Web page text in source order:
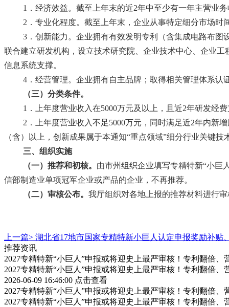
1．经济效益。截至上年末的近2年中至少有一年主营业
2．专业化程度。截至上年末，企业从事特定细分市场
3．创新能力。企业拥有有效发明专利（含集成电路布
联合建立研发机构，设立技术研究院、企业技术中心、企业
信息系统支撑。
4．经营管理。企业拥有自主品牌；取得相关管理体系
（三）分类条件。
1．上年度营业收入在5000万元及以上，且近2年研发经
2．上年度营业收入不足5000万元，同时满足近2年内新
（含）以上，创新成果属于本通知“重点领域”细分行业关键技
三、组织实施
（一）推荐和初核。 由市州组织企业填写专精特新“小巨
信部制造业单项冠军企业或产品的企业，不再推荐。
（二）审核公布。我厅组织对各地上报的推荐材料进行
上一篇> 湖北省17地市国家专精特新小巨人认定申报奖励补贴
推荐资讯
2027专精特新“小巨人”申报或将迎史上最严审核！专利翻倍
2027专精特新“小巨人”申报或将迎史上最严审核！专利翻倍
2026-06-09 16:46:00 点击查看
2027专精特新“小巨人”申报或将迎史上最严审核！专利翻倍
2027专精特新“小巨人”申报或将迎史上最严审核！专利翻倍